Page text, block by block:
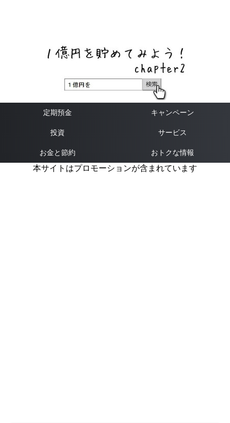
定期預金 キャンペーン
投資 サービス
お金と節約 おトクな情報
本サイトはプロモーションが含まれています